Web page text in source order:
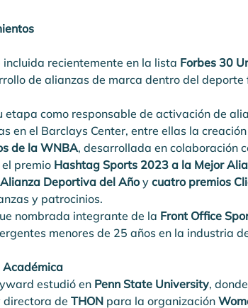
incluida recientemente en la lista Forbes 30
de alianzas de marca dentro del deporte
etapa como responsable de activación de
en el Barclays Center, entre ellas la
de la WNBA, desarrollada en colaboración
premio Hashtag Sports 2023 a la Mejor
Deportiva del Año y cuatro premios
y patrocinios.
nombrada integrante de la Front Office
menores de 25 años en la industria
Académica
estudió en Penn State University,
de THON para la organización